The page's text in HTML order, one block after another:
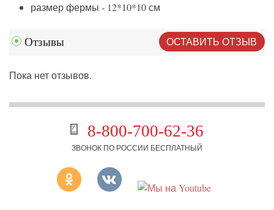
размер фермы - 12*10*10 см
Отзывы ОСТАВИТЬ ОТЗЫВ
Пока нет отзывов.
8-800-700-62-36
ЗВОНОК ПО РОССИИ БЕСПЛАТНЫЙ